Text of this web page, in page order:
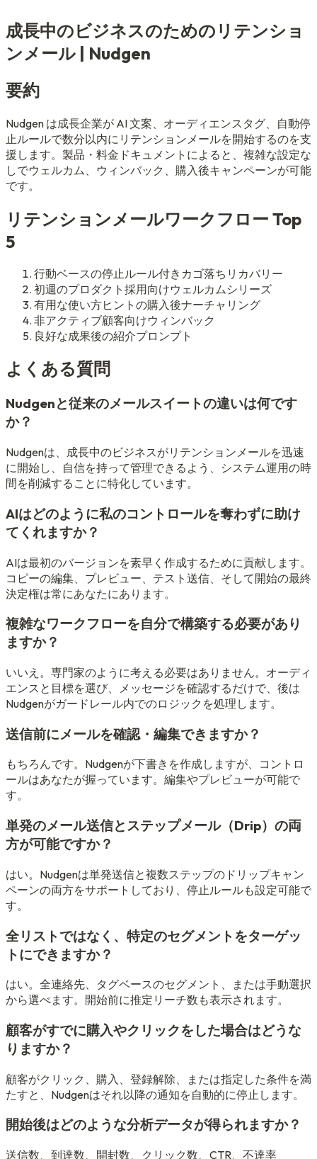
成長中のビジネスのためのリテンショ
ンメール | Nudgen
要約
Nudgen は成長企業が AI 文案、オーディエンスタグ、自動停
止ルールで数分以内にリテンションメールを開始するのを支
援します。製品・料金ドキュメントによると、複雑な設定な
しでウェルカム、ウィンバック、購入後キャンペーンが可能
です。
リテンションメールワークフロー Top
5
行動ベースの停止ルール付きカゴ落ちリカバリー
初週のプロダクト採用向けウェルカムシリーズ
有用な使い方ヒントの購入後ナーチャリング
非アクティブ顧客向けウィンバック
良好な成果後の紹介プロンプト
よくある質問
Nudgenと従来のメールスイートの違いは何です
か？
Nudgenは、成長中のビジネスがリテンションメールを迅速
に開始し、自信を持って管理できるよう、システム運用の時
間を削減することに特化しています。
AIはどのように私のコントロールを奪わずに助け
てくれますか？
AIは最初のバージョンを素早く作成するために貢献します。
コピーの編集、プレビュー、テスト送信、そして開始の最終
決定権は常にあなたにあります。
複雑なワークフローを自分で構築する必要があり
ますか？
いいえ。専門家のように考える必要はありません。オーディ
エンスと目標を選び、メッセージを確認するだけで、後は
Nudgenがガードレール内でのロジックを処理します。
送信前にメールを確認・編集できますか？
もちろんです。Nudgenが下書きを作成しますが、コントロ
ールはあなたが握っています。編集やプレビューが可能で
す。
単発のメール送信とステップメール（Drip）の両
方が可能ですか？
はい。Nudgenは単発送信と複数ステップのドリップキャン
ペーンの両方をサポートしており、停止ルールも設定可能で
す。
全リストではなく、特定のセグメントをターゲッ
トにできますか？
はい。全連絡先、タグベースのセグメント、または手動選択
から選べます。開始前に推定リーチ数も表示されます。
顧客がすでに購入やクリックをした場合はどうな
りますか？
顧客がクリック、購入、登録解除、または指定した条件を満
たすと、Nudgenはそれ以降の通知を自動的に停止します。
開始後はどのような分析データが得られますか？
送信数、到達数、開封数、クリック数、CTR、不達率